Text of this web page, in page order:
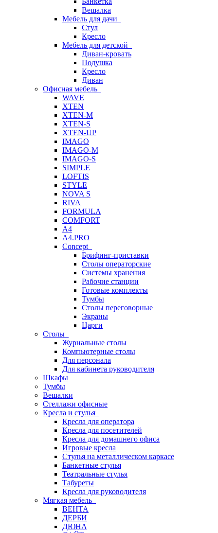
Вешалка
Мебель для дачи
Стул
Кресло
Мебель для детской
Диван-кровать
Подушка
Кресло
Диван
Офисная мебель
WAVE
XTEN
XTEN-M
XTEN-S
XTEN-UP
IMAGO
IMAGO-M
IMAGO-S
SIMPLE
LOFTIS
STYLE
NOVA S
RIVA
FORMULA
COMFORT
A4
A4.PRO
Concept
Брифинг-приставки
Столы операторские
Системы хранения
Рабочие станции
Готовые комплекты
Тумбы
Столы переговорные
Экраны
Царги
Столы
Журнальные столы
Компьютерные столы
Для персонала
Для кабинета руководителя
Шкафы
Тумбы
Вешалки
Стеллажи офисные
Кресла и стулья
Кресла для оператора
Кресла для посетителей
Кресла для домашнего офиса
Игровые кресла
Стулья на металлическом каркасе
Банкетные стулья
Театральные стулья
Табуреты
Кресла для руководителя
Мягкая мебель
ВЕНТА
ДЕРБИ
ДЮНА